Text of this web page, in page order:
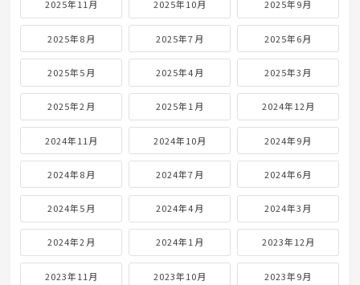
2025年11月 2025年10月 2025年9月
2025年8月 2025年7月 2025年6月
2025年5月 2025年4月 2025年3月
2025年2月 2025年1月 2024年12月
2024年11月 2024年10月 2024年9月
2024年8月 2024年7月 2024年6月
2024年5月 2024年4月 2024年3月
2024年2月 2024年1月 2023年12月
2023年11月 2023年10月 2023年9月